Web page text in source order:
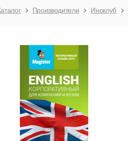
Производители Иноклуб